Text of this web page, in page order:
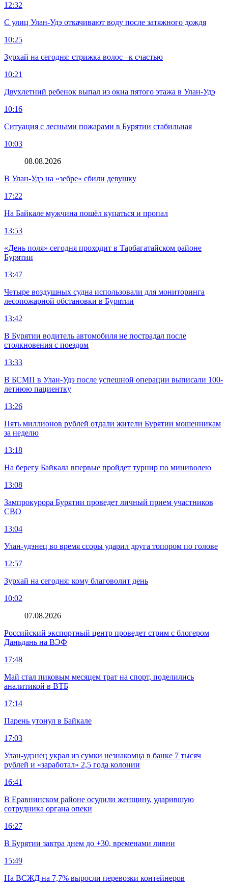
12:32
С улиц Улан-Удэ откачивают воду после затяжного дождя
10:25
Зурхай на сегодня: стрижка волос –к счастью
10:21
Двухлетний ребенок выпал из окна пятого этажа в Улан-Удэ
10:16
Ситуация с лесными пожарами в Бурятии стабильная
10:03
08.08.2026
В Улан-Удэ на «зебре» сбили девушку
17:22
На Байкале мужчина пошёл купаться и пропал
13:53
«День поля» сегодня проходит в Тарбагатайском районе
Бурятии
13:47
Четыре воздушных судна использовали для мониторинга
лесопожарной обстановки в Бурятии
13:42
В Бурятии водитель автомобиля не пострадал после
столкновения с поездом
13:33
В БСМП в Улан-Удэ после успешной операции выписали 100-
летнюю пациентку
13:26
Пять миллионов рублей отдали жители Бурятии мошенникам
за неделю
13:18
На берегу Байкала впервые пройдет турнир по миниволею
13:08
Зампрокурора Бурятии проведет личный прием участников
СВО
13:04
Улан-удэнец во время ссоры ударил друга топором по голове
12:57
Зурхай на сегодня: кому благоволит день
10:02
07.08.2026
Российский экспортный центр проведет стрим с блогером
Даньдань на ВЭФ
17:48
Май стал пиковым месяцем трат на спорт, поделились
аналитикой в ВТБ
17:14
Парень утонул в Байкале
17:03
Улан-удэнец украл из сумки незнакомца в банке 7 тысяч
рублей и «заработал» 2,5 года колонии
16:41
В Еравнинском районе осудили женщину, ударившую
сотрудника органа опеки
16:27
В Бурятии завтра днем до +30, временами ливни
15:49
На ВСЖД на 7,7% выросли перевозки контейнеров